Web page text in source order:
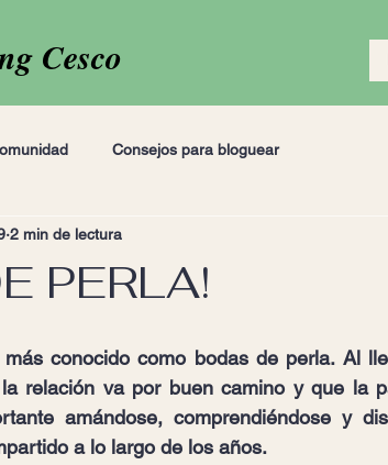
Cesco
Consejos para bloguear
PERLA!
2 min de lectura
conocido como bodas de perla. Al
relación va por buen camino y que la
amándose, comprendiéndose y
a lo largo de los años.